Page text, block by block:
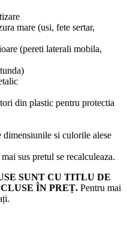
mare (usi, fete sertar,
(pereti laterali mobila,
din plastic pentru protectia
si culorile alese
sus pretul se recalculeaza.
SUNT CU TITLU DE
ÎN PREȚ. Pentru mai